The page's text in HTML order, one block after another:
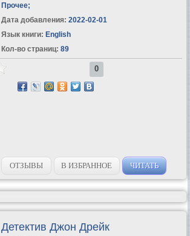
Прочее;
Дата добавления: 2022-02-01
Язык книги: English
Кол-во страниц: 89
0
ОТЗЫВЫ В ИЗБРАННОЕ ЧИТАТЬ
Детектив Джон Дрейк